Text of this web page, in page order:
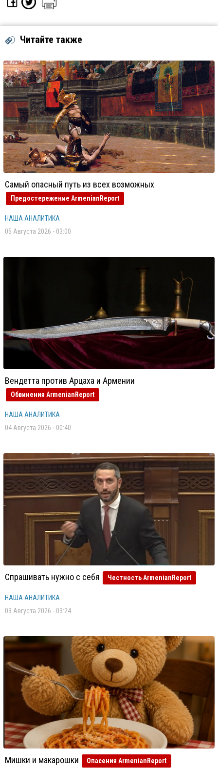
Читайте также
Самый опасный путь из всех возможных
Предостережение ArmenianReport
НАША АНАЛИТИКА
05 Августа 2026 - 03:00
Вендетта против Арцаха и Армении
Обвинения ArmenianReport
НАША АНАЛИТИКА
04 Августа 2026 - 00:40
Спрашивать нужно с себя Честность ArmenianReport
НАША АНАЛИТИКА
03 Августа 2026 - 03:24
Мишки и макарошки Опасения ArmenianReport